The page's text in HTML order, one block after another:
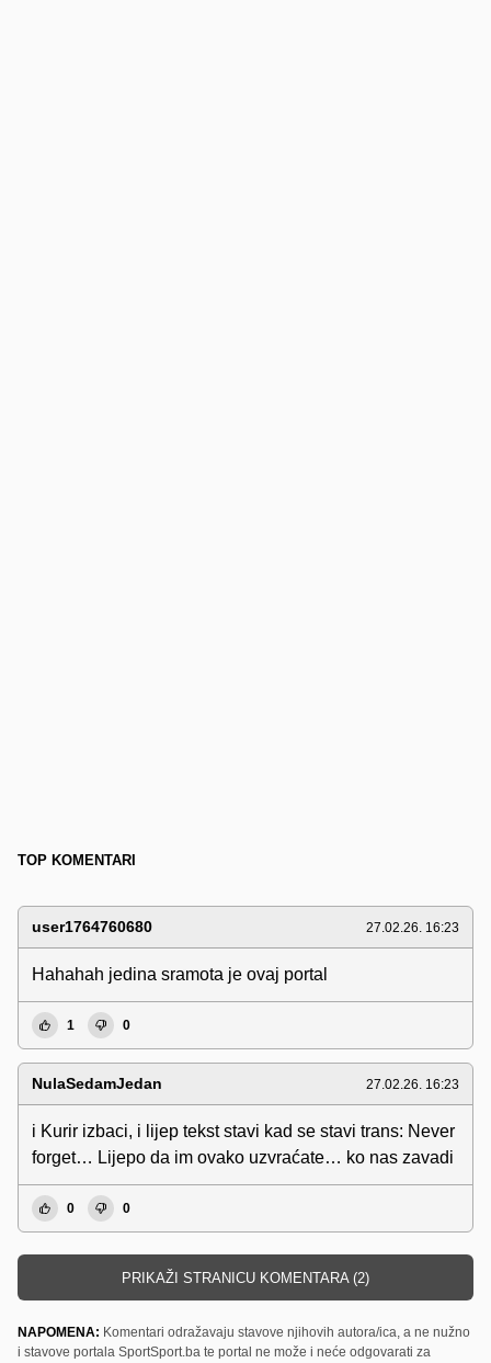
TOP KOMENTARI
user1764760680 27.02.26. 16:23
Hahahah jedina sramota je ovaj portal
1 0
NulaSedamJedan 27.02.26. 16:23
i Kurir izbaci, i lijep tekst stavi kad se stavi trans: Never
forget… Lijepo da im ovako uzvraćate… ko nas zavadi
0 0
PRIKAŽI STRANICU KOMENTARA (2)
NAPOMENA: Komentari odražavaju stavove njihovih autora/ica, a ne nužno
i stavove portala SportSport.ba te portal ne može i neće odgovarati za